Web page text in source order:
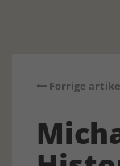
Forrige